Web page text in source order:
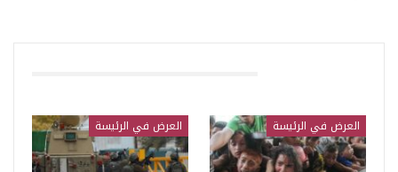
العرض في الرئيسة العرض في الرئيسة